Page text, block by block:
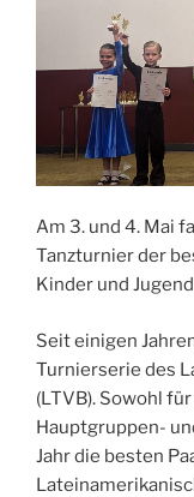
Am 3. und 4. Mai
Tanzturnier der
Kinder und
Seit einigen
Turnierserie des
(LTVB). Sowohl
Hauptgruppen-
Jahr die besten